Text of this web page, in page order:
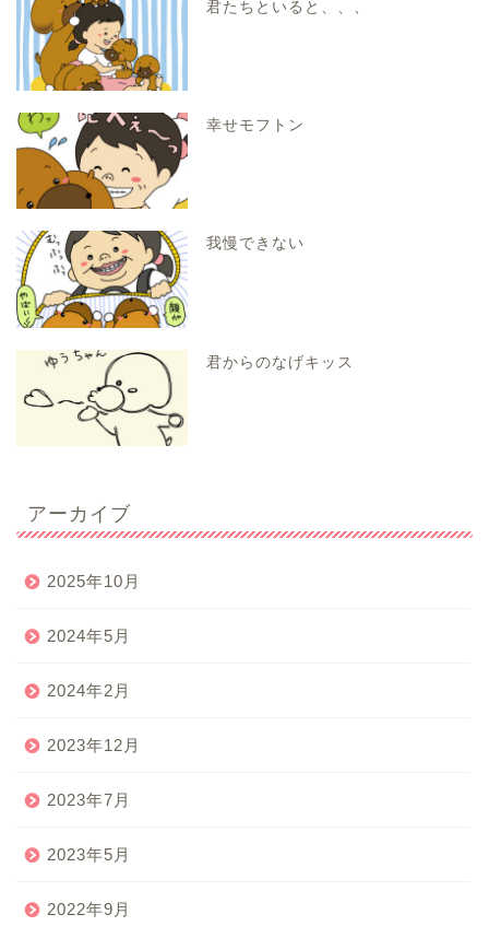
君たちといると、、、
幸せモフトン
我慢できない
君からのなげキッス
アーカイブ
2025年10月
2024年5月
2024年2月
2023年12月
2023年7月
2023年5月
2022年9月